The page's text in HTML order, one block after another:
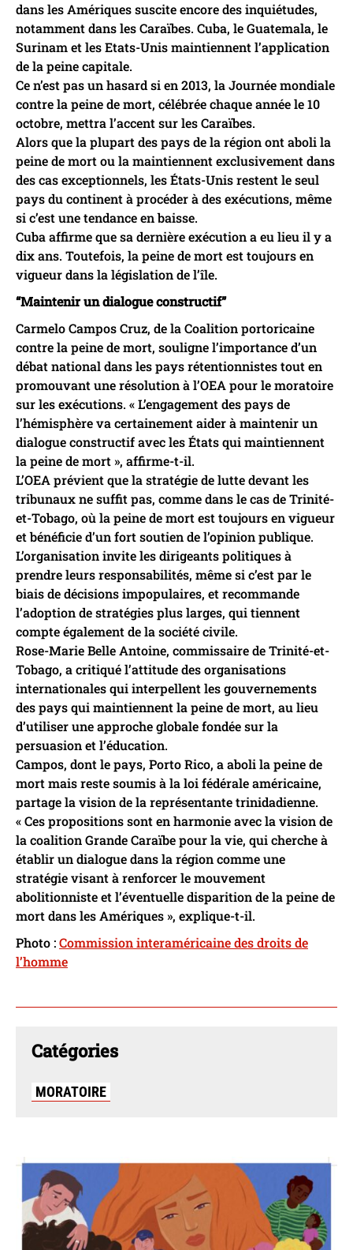
dans les Amériques suscite encore des inquiétudes,
notamment dans les Caraïbes. Cuba, le Guatemala, le
Surinam et les Etats-Unis maintiennent l’application
de la peine capitale.
Ce n’est pas un hasard si en 2013, la Journée mondiale
contre la peine de mort, célébrée chaque année le 10
octobre, mettra l’accent sur les Caraïbes.
Alors que la plupart des pays de la région ont aboli la
peine de mort ou la maintiennent exclusivement dans
des cas exceptionnels, les États-Unis restent le seul
pays du continent à procéder à des exécutions, même
si c’est une tendance en baisse.
Cuba affirme que sa dernière exécution a eu lieu il y a
dix ans. Toutefois, la peine de mort est toujours en
vigueur dans la législation de l’île.
“Maintenir un dialogue constructif”
Carmelo Campos Cruz, de la Coalition portoricaine
contre la peine de mort, souligne l’importance d’un
débat national dans les pays rétentionnistes tout en
promouvant une résolution à l’OEA pour le moratoire
sur les exécutions. « L’engagement des pays de
l’hémisphère va certainement aider à maintenir un
dialogue constructif avec les États qui maintiennent
la peine de mort », affirme-t-il.
L’OEA prévient que la stratégie de lutte devant les
tribunaux ne suffit pas, comme dans le cas de Trinité-
et-Tobago, où la peine de mort est toujours en vigueur
et bénéficie d’un fort soutien de l’opinion publique.
L’organisation invite les dirigeants politiques à
prendre leurs responsabilités, même si c’est par le
biais de décisions impopulaires, et recommande
l’adoption de stratégies plus larges, qui tiennent
compte également de la société civile.
Rose-Marie Belle Antoine, commissaire de Trinité-et-
Tobago, a critiqué l’attitude des organisations
internationales qui interpellent les gouvernements
des pays qui maintiennent la peine de mort, au lieu
d’utiliser une approche globale fondée sur la
persuasion et l’éducation.
Campos, dont le pays, Porto Rico, a aboli la peine de
mort mais reste soumis à la loi fédérale américaine,
partage la vision de la représentante trinidadienne.
« Ces propositions sont en harmonie avec la vision de
la coalition Grande Caraïbe pour la vie, qui cherche à
établir un dialogue dans la région comme une
stratégie visant à renforcer le mouvement
abolitionniste et l’éventuelle disparition de la peine de
mort dans les Amériques », explique-t-il.
Photo :Commission interaméricaine des droits de
l’homme
Catégories
MORATOIRE